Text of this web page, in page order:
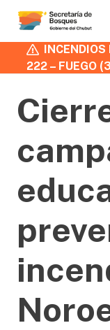
222 – FUEGO